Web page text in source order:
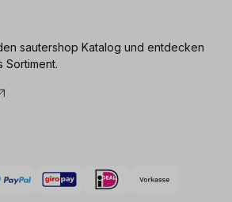
sautershop Katalog und entdecken
Sortiment.